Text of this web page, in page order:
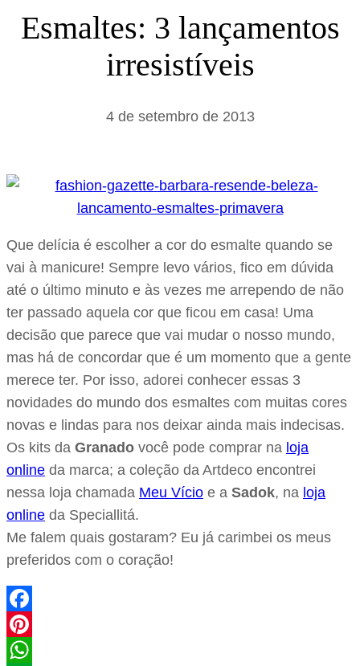
a
Esmaltes: 3 lançamentos
irresistíveis
4 de setembro de 2013
Que delícia é escolher a cor do esmalte quando se
vai à manicure! Sempre levo vários, fico em dúvida
até o último minuto e às vezes me arrependo de não
ter passado aquela cor que ficou em casa! Uma
decisão que parece que vai mudar o nosso mundo,
mas há de concordar que é um momento que a gente
merece ter. Por isso, adorei conhecer essas 3
novidades do mundo dos esmaltes com muitas cores
novas e lindas para nos deixar ainda mais indecisas.
Os kits da Granado você pode comprar na loja
online da marca; a coleção da Artdeco encontrei
nessa loja chamada Meu Vício e a Sadok, na loja
online da Speciallitá.
Me falem quais gostaram? Eu já carimbei os meus
preferidos com o coração!
Facebook
Pinterest